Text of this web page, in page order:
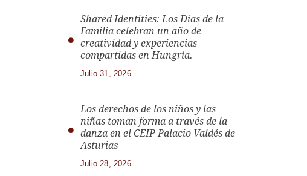
Shared Identities: Los Días de la
Familia celebran un año de
creatividad y experiencias
compartidas en Hungría.
Julio 31, 2026
Los derechos de los niños y las
niñas toman forma a través de la
danza en el CEIP Palacio Valdés de
Asturias
Julio 28, 2026